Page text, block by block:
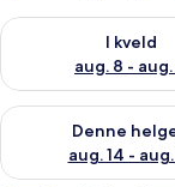
I kveld
aug. 8 - aug.
Sjekk
Denne
aug. 14 - aug.
Sjekk tilgjengelighet